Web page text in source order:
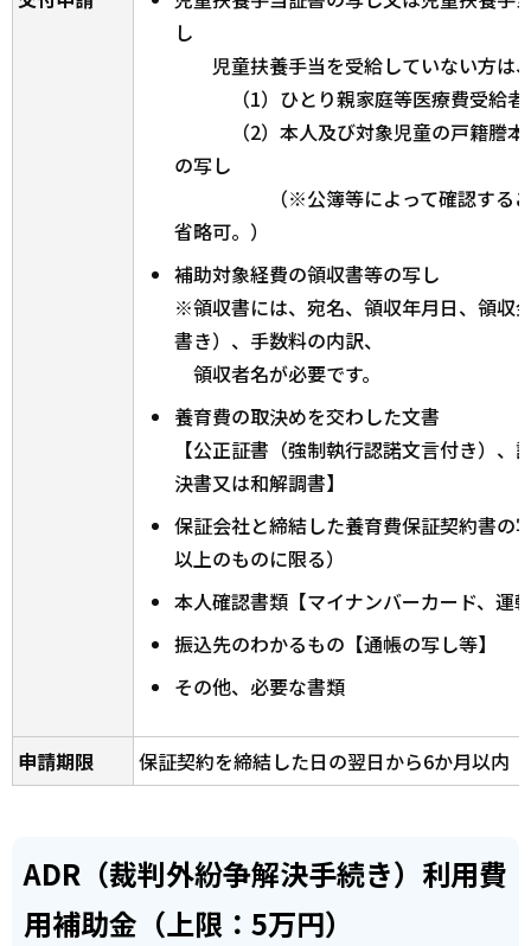
し
児童扶養手当を受給していない方は
（1）ひとり親家庭等医療費受給者
（2）本人及び対象児童の戸籍謄本
の写し
（※公簿等によって確認すること
省略可。）
補助対象経費の領収書等の写し
※領収書には、宛名、領収年月日、領収
書き）、手数料の内訳、
領収者名が必要です。
養育費の取決めを交わした文書
【公正証書（強制執行認諾文言付き）、
決書又は和解調書】
保証会社と締結した養育費保証契約書の
以上のものに限る）
本人確認書類【マイナンバーカード、運
振込先のわかるもの【通帳の写し等】
その他、必要な書類
申請期限 保証契約を締結した日の翌日から6か月以内
ADR（裁判外紛争解決手続き）利用費
用補助金（上限：5万円）